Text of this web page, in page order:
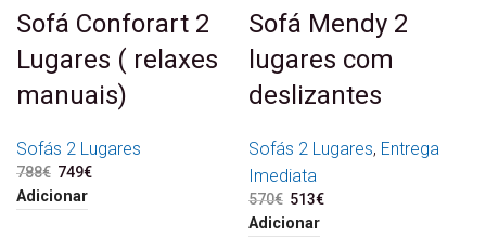
Sofá Conforart 2
Lugares ( relaxes
manuais)
Sofás 2 Lugares
788€ O preço original era:
788€.
749€
Adicionar
Sofá Mendy 2
lugares com
deslizantes
Sofás 2 Lugares, Entrega
Imediata
570€ O preço original era:
570€.
513€
Adicionar